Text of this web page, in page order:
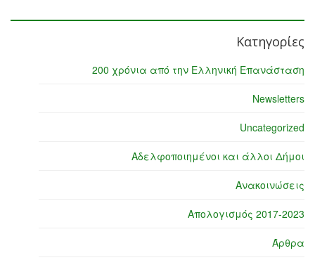
Κατηγορίες
200 χρόνια από την Ελληνική Επανάσταση
Newsletters
Uncategorized
Αδελφοποιημένοι και άλλοι Δήμοι
Ανακοινώσεις
Απολογισμός 2017-2023
Άρθρα